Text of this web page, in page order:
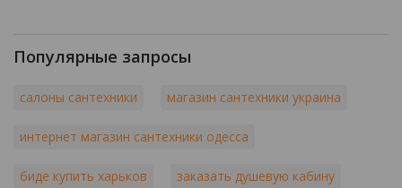
Популярные запросы
салоны сантехники магазин сантехники украина
интернет магазин сантехники одесса
биде купить харьков заказать душевую кабину